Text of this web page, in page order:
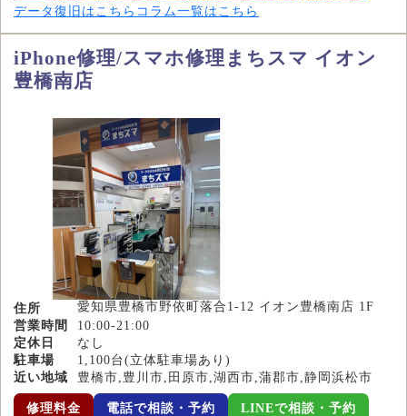
データ復旧はこちら コラム一覧はこちら
iPhone修理/スマホ修理まちスマ イオン
豊橋南店
住所
愛知県豊橋市野依町落合1-12 イオン豊橋南店 1F
営業時間
10:00-21:00
定休日
なし
駐車場
1,100台(立体駐車場あり)
近い地域
豊橋市,豊川市,田原市,湖西市,蒲郡市,静岡浜松市
修理料金 電話で相談・予約 LINEで相談・予約